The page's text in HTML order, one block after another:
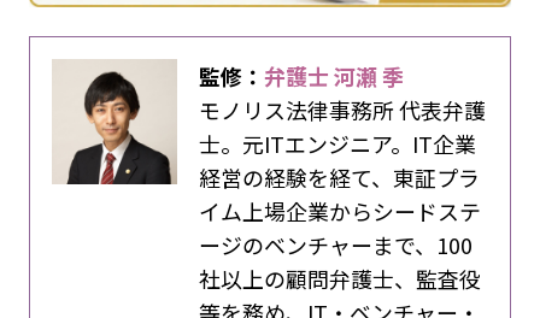
監修：弁護士 河瀬 季
モノリス法律事務所 代表弁護
士。元ITエンジニア。IT企業
経営の経験を経て、東証プラ
イム上場企業からシードステ
ージのベンチャーまで、100
社以上の顧問弁護士、監査役